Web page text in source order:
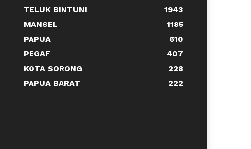
TELUK BINTUNI
1943
MANSEL
1185
PAPUA
610
PEGAF
407
KOTA SORONG
228
PAPUA BARAT
222